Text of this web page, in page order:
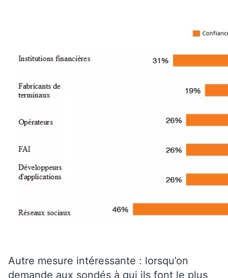
Autre mesure intéressante : lorsqu’on
demande aux sondés à qui ils font le plus